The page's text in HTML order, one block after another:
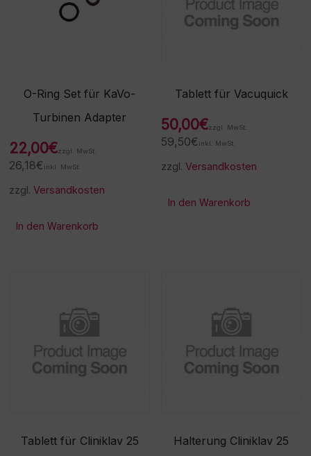
O-Ring Set für KaVo-
Turbinen Adapter
22,00€zzgl. MwSt.
26,18€ inkl. MwSt.
zzgl.Versandkosten
In den Warenkorb
Tablett für Vacuquick
50,00€zzgl. MwSt.
59,50€ inkl. MwSt.
zzgl.Versandkosten
In den Warenkorb
Tablett für Cliniklav 25 Halterung Cliniklav 25